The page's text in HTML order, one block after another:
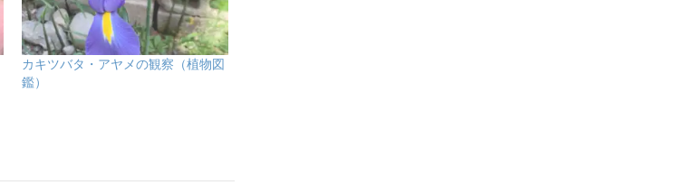
カキツバタ・アヤメの観察（植物図
鑑）